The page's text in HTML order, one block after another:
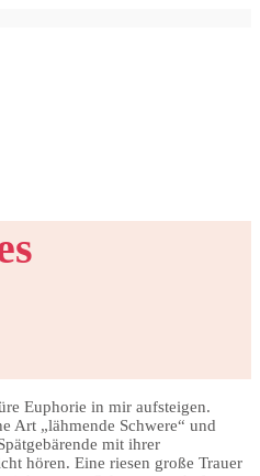
Euphorie in mir aufsteigen.
Art „lähmende Schwere“ und
mit ihrer
hören. Eine riesen große Trauer